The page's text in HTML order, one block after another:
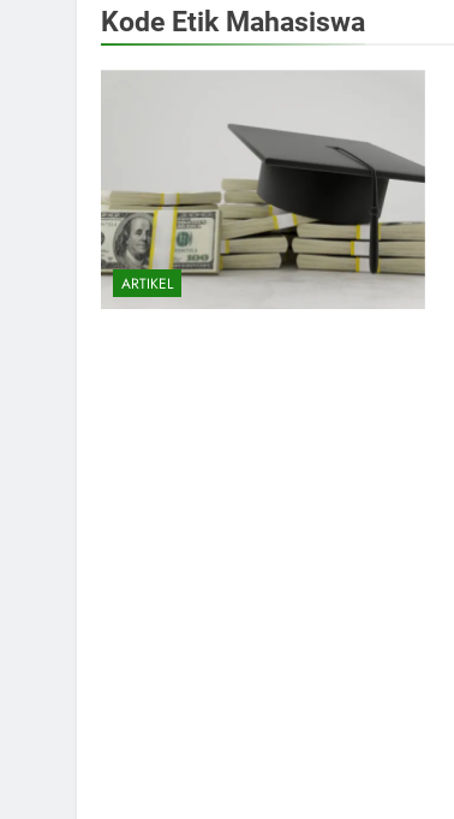
Kode Etik Mahasiswa
ARTIKEL